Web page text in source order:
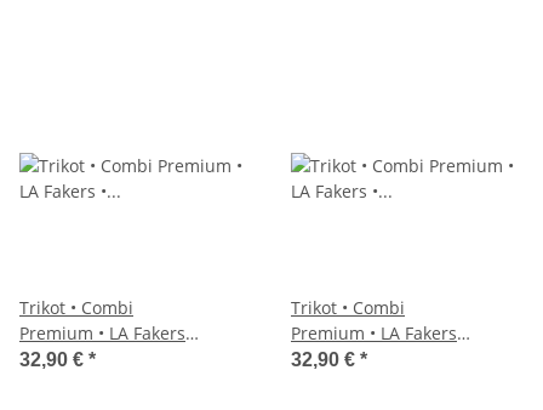
Trikot • Combi
Premium • LA Fakers •
Dunkelblau/Weiß
32,90 € *
Trikot • Combi
Premium • LA Fakers •
Weiß/Dunkelblau
32,90 € *